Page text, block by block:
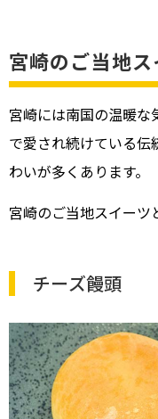
宮崎のご当地
宮崎には南国の温暖
で愛され続けている
わいが多くあります。
宮崎のご当地スイーツ
チーズ饅頭